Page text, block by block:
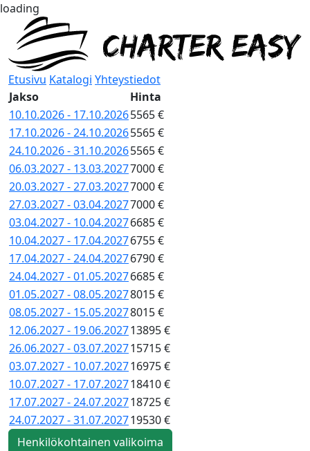
loading
Etusivu Katalogi Yhteystiedot
Jakso
Hinta
10.10.2026 - 17.10.20265565 €
17.10.2026 - 24.10.20265565 €
24.10.2026 - 31.10.20265565 €
06.03.2027 - 13.03.20277000 €
20.03.2027 - 27.03.20277000 €
27.03.2027 - 03.04.20277000 €
03.04.2027 - 10.04.20276685 €
10.04.2027 - 17.04.20276755 €
17.04.2027 - 24.04.20276790 €
24.04.2027 - 01.05.20276685 €
01.05.2027 - 08.05.20278015 €
08.05.2027 - 15.05.20278015 €
12.06.2027 - 19.06.202713895 €
26.06.2027 - 03.07.202715715 €
03.07.2027 - 10.07.202716975 €
10.07.2027 - 17.07.202718410 €
17.07.2027 - 24.07.202718725 €
24.07.2027 - 31.07.202719530 €
Henkilökohtainen valikoima